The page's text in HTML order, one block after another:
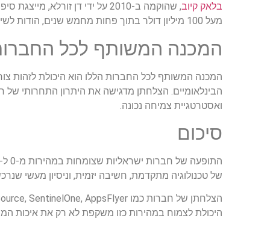
בלאק קיוב
, שהוקמה ב-2010 על ידי דן
מעל 100 מיליון דולר בתוך פחות מחמש שנים, הודות לשילוב של טכנולוגיה מתקדמת עם מומחיות מודיעינית.
המכנה המשותף לכל
המכנה המשותף לכל החברות הללו הוא היכולת לזהות
הבינלאומיים. הצלחתן מדגישה את היתרון התחרותי של
ואסטרטגיית צמיחה נכונה.
סיכום
של טכנולוגיה מתקדמת, חשיבה יזמית, וניסיון מעשי
היכולת לצמוח במהירות כזו משקפת לא רק את איכות